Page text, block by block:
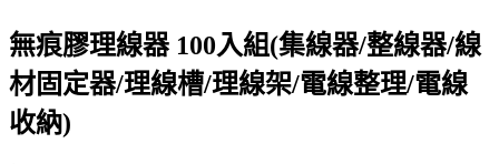
無痕膠理線器 100入組(集線器/整線器/線
材固定器/理線槽/理線架/電線整理/電線
收納)